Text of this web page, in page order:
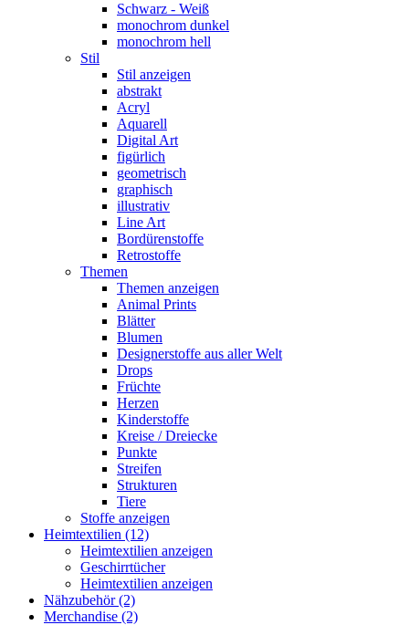
Schwarz - Weiß
monochrom dunkel
monochrom hell
Stil
Stil anzeigen
abstrakt
Acryl
Aquarell
Digital Art
figürlich
geometrisch
graphisch
illustrativ
Line Art
Bordürenstoffe
Retrostoffe
Themen
Themen anzeigen
Animal Prints
Blätter
Blumen
Designerstoffe aus aller Welt
Drops
Früchte
Herzen
Kinderstoffe
Kreise / Dreiecke
Punkte
Streifen
Strukturen
Tiere
Stoffe anzeigen
Heimtextilien (12)
Heimtextilien anzeigen
Geschirrtücher
Heimtextilien anzeigen
Nähzubehör (2)
Merchandise (2)